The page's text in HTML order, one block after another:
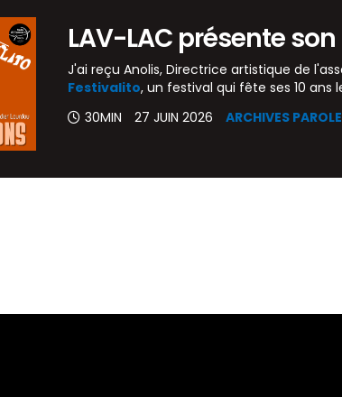
LAV-LAC présente
J'ai reçu Anolis, Directrice artistique de
Festivalito, un festival qui fête ses 10 ans
30MIN
27 JUIN 2026 ARCHIVES